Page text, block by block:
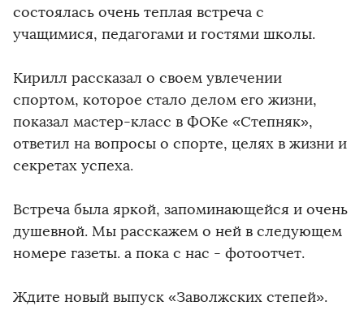
состоялась очень теплая встреча с
учащимися, педагогами и гостями школы.
Кирилл рассказал о своем увлечении
спортом, которое стало делом его жизни,
показал мастер-класс в ФОКе «Степняк»,
ответил на вопросы о спорте, целях в жизни и
секретах успеха.
Встреча была яркой, запоминающейся и очень
душевной. Мы расскажем о ней в следующем
номере газеты. а пока с нас - фотоотчет.
Ждите новый выпуск «Заволжских степей».